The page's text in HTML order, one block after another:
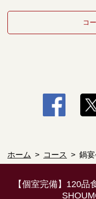
ーエール/オレンジジュース/
コ
ホーム コース 鍋
【個室完備】120